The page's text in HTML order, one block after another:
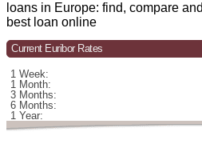
loans in Europe: find, compare
best loan online
Current Euribor Rates
1 Week:
1 Month:
3 Months:
6 Months:
1 Year: